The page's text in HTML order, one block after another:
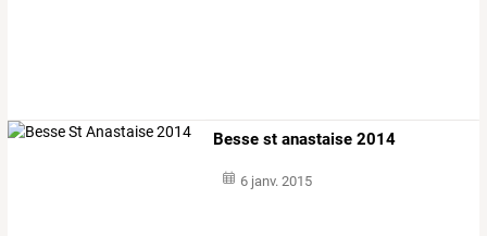
Besse st anastaise 2014
6 janv. 2015